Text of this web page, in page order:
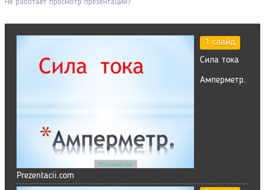
Не работает просмотр презентации?
1 слайд
Сила тока
Амперметр.
Prezentacii.com